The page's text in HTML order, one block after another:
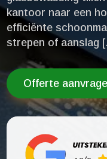
kantoor naar een
efficiënte
strepen of aanslag
Offerte